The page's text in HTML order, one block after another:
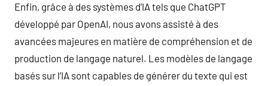
Enfin, grâce à des systèmes d’IA tels que ChatGPT
développé par OpenAI, nous avons assisté à des
avancées majeures en matière de compréhension et de
production de langage naturel. Les modèles de langage
basés sur l’IA sont capables de générer du texte qui est